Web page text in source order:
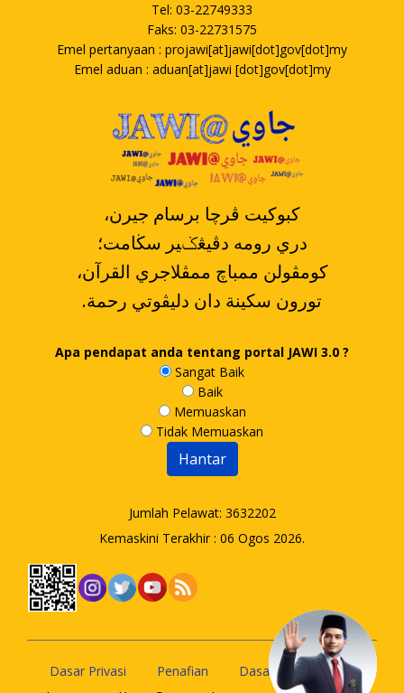
Tel: 03-22749333
Faks: 03-22731575
Emel pertanyaan : projawi[at]jawi[dot]gov[dot]my
Emel aduan : aduan[at]jawi [dot]gov[dot]my
،کبوکيت ڤرچا برسام جيرن
دري رومه دڤيڠݢير سڬامت؛
،کومڤولن ممباچ ممڤلاجري القرآن
.تورون سکينة دان دليڤوتي رحمة
Apa pendapat anda tentang portal JAWI 3.0 ?
Sangat Baik
Baik
Memuaskan
Tidak Memuaskan
Jumlah Pelawat: 3632202
Kemaskini Terakhir : 06 Ogos 2026.
Dasar Privasi Penafian
Dasar Keselamatan